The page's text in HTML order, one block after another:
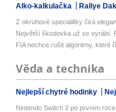
Alko-kalkulačka Rallye
Z okruhové specialitky čirá
Největší škodovka už se vyrábí.
FIA nechce rušit algoritmy, které
Věda a technika
Nejlepší chytré hodinky
Nintendo Switch 2 po prvním